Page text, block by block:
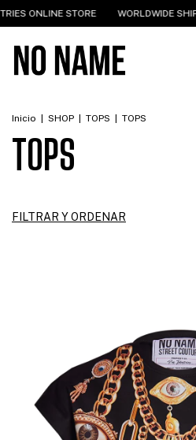
STORE WORLDWIDE SHIPPING
Inicio SHOP TOPS TOPS
TOPS
FILTRAR Y ORDENAR